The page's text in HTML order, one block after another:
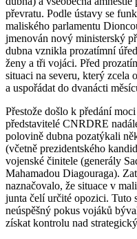
převratu. Podle ústavy se
maliského parlamentu
jmenován nový ministerský
dubna vznikla prozatímní
ženy a tři vojáci. Před
situaci na severu, který zcela
a uspořádat do dvanácti
Přestože došlo k předání
představitelé CNRDRE
polovině dubna pozatýkali
(včetně prezidentského
vojenské činitele (generály
Mahamadou Diagouraga).
naznačovalo, že situace v
junta čelí určité opozici. Tuto
neúspěšný pokus vojáků
získat kontrolu nad